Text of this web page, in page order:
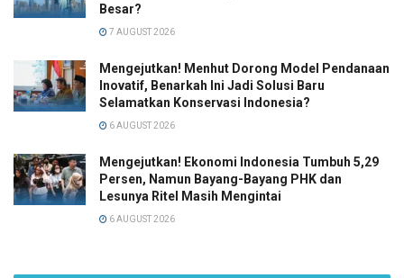
Besar?
7 AUGUST 2026
Mengejutkan! Menhut Dorong Model Pendanaan
Inovatif, Benarkah Ini Jadi Solusi Baru
Selamatkan Konservasi Indonesia?
6 AUGUST 2026
Mengejutkan! Ekonomi Indonesia Tumbuh 5,29
Persen, Namun Bayang-Bayang PHK dan
Lesunya Ritel Masih Mengintai
6 AUGUST 2026